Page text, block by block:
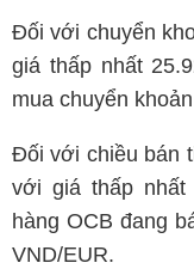
Đối với chuyển
giá thấp nhất
mua chuyển
Đối với chiều bán
với giá thấp nhất
hàng OCB đang
VND/EUR.